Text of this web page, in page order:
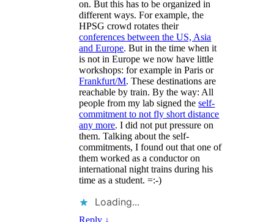
on. But this has to be organized in
different ways. For example, the
HPSG crowd rotates their
conferences between the US, Asia
and Europe. But in the time when it
is not in Europe we now have little
workshops: for example in Paris or
Frankfurt/M. These destinations are
reachable by train. By the way: All
people from my lab signed theself-
commitment to not fly short distance
any more. I did not put pressure on
them. Talking about the self-
commitments, I found out that one of
them worked as a conductor on
international night trains during his
time as a student. =:-)
Loading...
Reply ↓